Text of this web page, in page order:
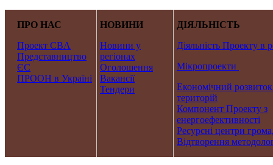
ПРО НАС
Проект CBA
Представництво
ЄС
ПРООН в Україні
НОВИНИ
Новини у
регіонах
Оголошення
Вакансії
Тендери
ДІЯЛЬНІСТЬ
Діяльність Проекту в
Мікропроекти
Економічний розвиток
територій
Компонент Проекту з
енергоефективності
Ресурсні центри
Відтворення